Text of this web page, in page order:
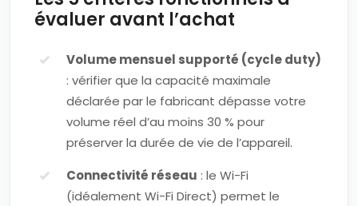
évaluer avant l’achat
Volume mensuel supporté (cycle duty)
: vérifier que la capacité maximale
déclarée par le fabricant dépasse votre
volume réel d’au moins 30 % pour
préserver la durée de vie de l’appareil.
Connectivité réseau : le Wi-Fi
(idéalement Wi-Fi Direct) permet le